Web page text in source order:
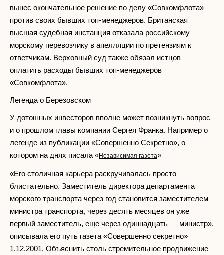
вынес окончательное решение по делу «Совкомфлота»
против своих бывших топ-менеджеров. Британская
высшая судебная инстанция отказала российскому
морскому перевозчику в апелляции по претензиям к
ответчикам. Верховный суд также обязал истцов
оплатить расходы бывших топ-менеджеров
«Совкомфлота».
Легенда о Березовском
У дотошных инвесторов вполне может возникнуть вопрос
и о прошлом главы компании Сергея Франка. Например о
легенде из публикации «Совершенно Секретно», о
котором на днях писала «Независимая газета»
«Его столичная карьера раскручивалась просто
блистательно. Заместитель директора департамента
морского транспорта через год становится заместителем
министра транспорта, через десять месяцев он уже
первый заместитель, еще через одиннадцать — министр»,
описывала его путь газета «Совершенно секретно»
1.12.2001. Объяснить столь стремительное продвижение